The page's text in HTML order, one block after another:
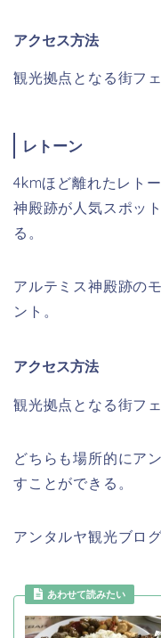
アクセス方法
観光拠点となる街フ
レトーン
4kmほど離れたレト
神殿跡が人気スポッ
る。
アルテミス神殿跡の
ント。
アクセス方法
観光拠点となる街フ
どちらも場所的にア
すことができる。
アンタルヤ観光ブロ
あわせて読みたい